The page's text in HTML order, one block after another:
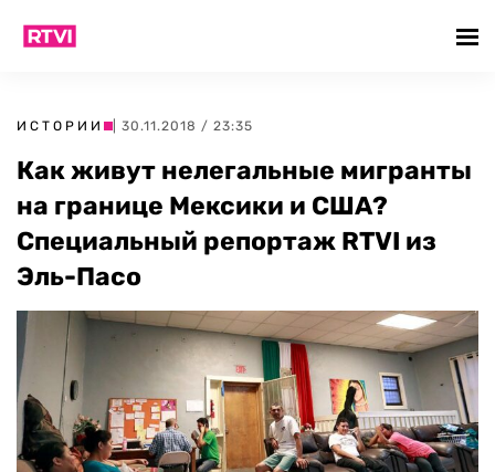
ИСТОРИИ | 30.11.2018 / 23:35
Как живут нелегальные мигранты
на границе Мексики и CША?
Cпециальный репортаж RTVI из
Эль-Пасо